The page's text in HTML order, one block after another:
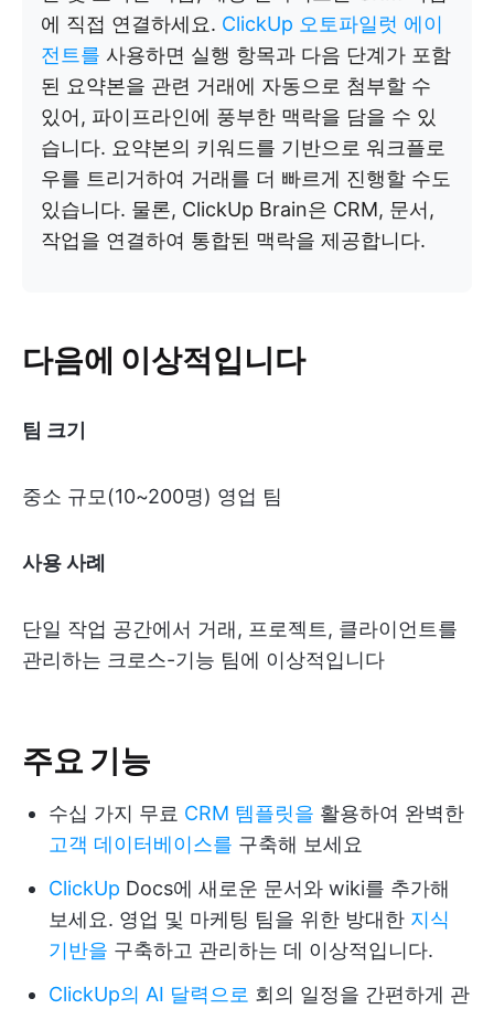
에 직접 연결하세요. ClickUp 오토파일럿 에이
전트를 사용하면 실행 항목과 다음 단계가 포함
된 요약본을 관련 거래에 자동으로 첨부할 수
있어, 파이프라인에 풍부한 맥락을 담을 수 있
습니다. 요약본의 키워드를 기반으로 워크플로
우를 트리거하여 거래를 더 빠르게 진행할 수도
있습니다. 물론, ClickUp Brain은 CRM, 문서,
작업을 연결하여 통합된 맥락을 제공합니다.
다음에 이상적입니다
팀 크기
중소 규모(10~200명) 영업 팀
사용 사례
단일 작업 공간에서 거래, 프로젝트, 클라이언트를
관리하는 크로스-기능 팀에 이상적입니다
주요 기능
수십 가지 무료 CRM 템플릿을 활용하여 완벽한
고객 데이터베이스를 구축해 보세요
ClickUp Docs에 새로운 문서와 wiki를 추가해
보세요. 영업 및 마케팅 팀을 위한 방대한 지식
기반을 구축하고 관리하는 데 이상적입니다.
ClickUp의 AI 달력으로 회의 일정을 간편하게 관